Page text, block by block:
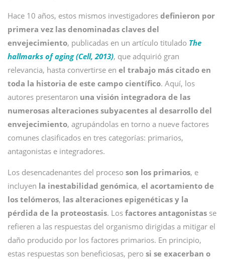
Hace 10 años, estos mismos investigadores definieron por
primera vez las denominadas claves del
envejecimiento, publicadas en un artículo titulado The
hallmarks of aging (Cell, 2013), que adquirió gran
relevancia, hasta convertirse en el trabajo más citado en
toda la historia de este campo científico. Aquí, los
autores presentaron una visión integradora de las
numerosas alteraciones subyacentes al desarrollo del
envejecimiento, agrupándolas en torno a nueve factores
comunes clasificados en tres categorías: primarios,
antagonistas e integradores.
Los desencadenantes del proceso son los primarios, e
incluyen la inestabilidad genómica, el acortamiento de
los telómeros, las alteraciones epigenéticas y la
pérdida de la proteostasis. Los factores antagonistas se
refieren a las respuestas del organismo dirigidas a mitigar el
daño producido por los factores primarios. En principio,
estas respuestas son beneficiosas, pero si se exacerban o